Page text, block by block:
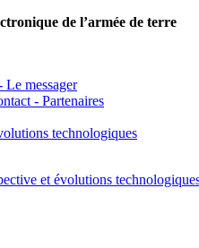
de l’armée de terre
Le messager
- Partenaires
technologiques
et évolutions